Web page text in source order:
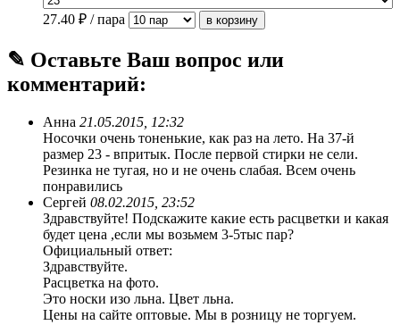
27.40 ₽ / пара
✎ Оставьте Ваш вопрос или
комментарий:
Анна 21.05.2015, 12:32
Носочки очень тоненькие, как раз на лето. На 37-й
размер 23 - впритык. После первой стирки не сели.
Резинка не тугая, но и не очень слабая. Всем очень
понравились
Сергей 08.02.2015, 23:52
Здравствуйте! Подскажите какие есть расцветки и какая
будет цена ,если мы возьмем 3-5тыс пар?
Официальный ответ:
Здравствуйте.
Расцветка на фото.
Это носки изо льна. Цвет льна.
Цены на сайте оптовые. Мы в розницу не торгуем.